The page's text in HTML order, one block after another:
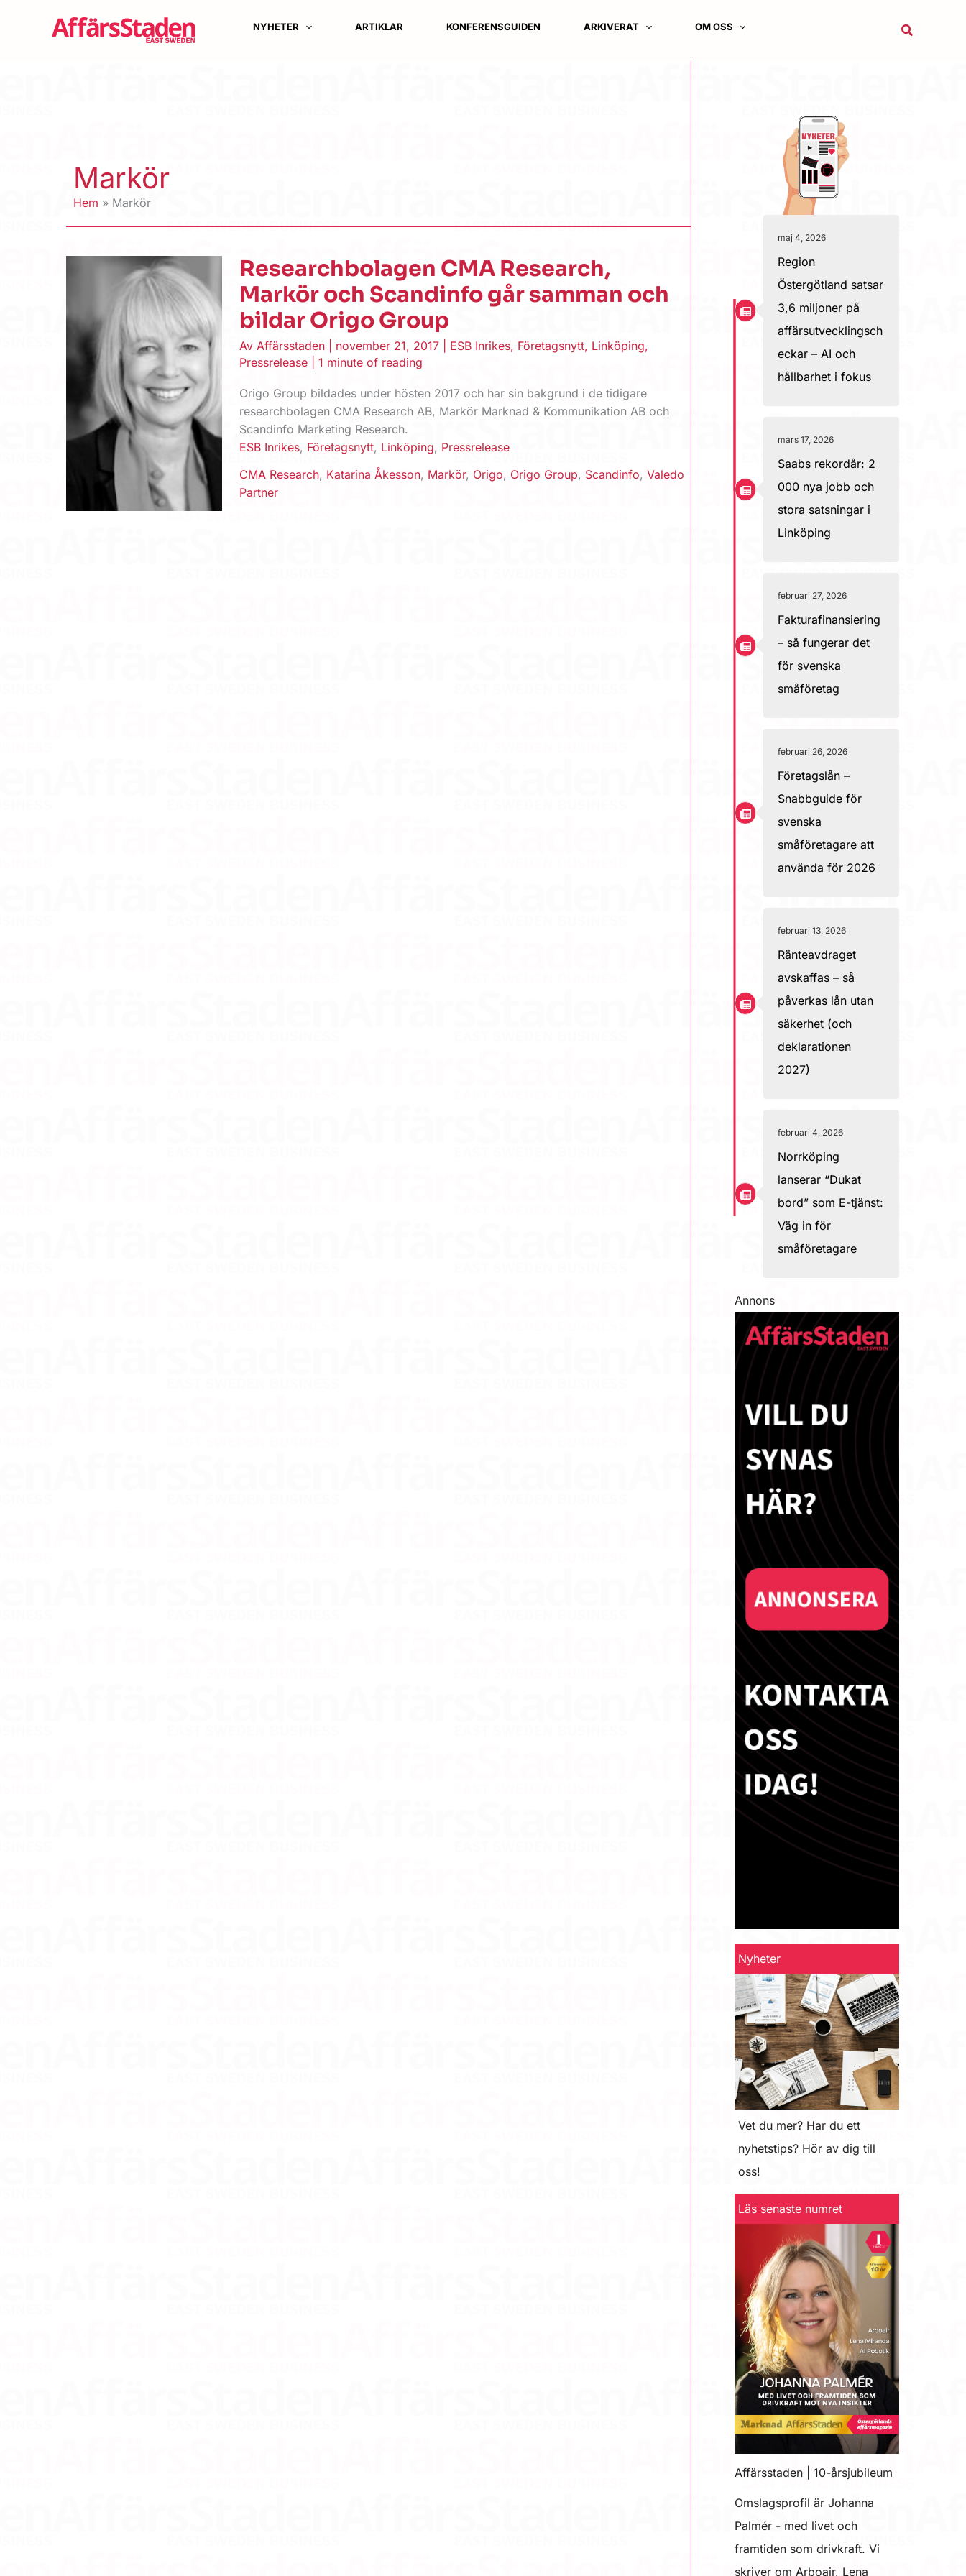
NYHETER ARTIKLAR KONFERENSGUIDEN ARKIVERAT OM OSS Sök
Markör
Hem Markör
Researchbolagen CMA Research,
Markör och Scandinfo går samman och
bildar Origo Group
AvAffärsstaden november 21, 2017 ESB Inrikes, Företagsnytt, Linköping,
Pressrelease |1 minute of reading
Origo Group bildades under hösten 2017 och har sin bakgrund i de tidigare
researchbolagen CMA Research AB, Markör Marknad & Kommunikation AB och
Scandinfo Marketing Research.
ESB Inrikes, Företagsnytt, Linköping, Pressrelease
CMA Research, Katarina Åkesson, Markör, Origo, Origo Group, Scandinfo,Valedo
Partner
maj 4, 2026
Region
Östergötland satsar
3,6 miljoner på
affärsutvecklingsch
eckar – AI och
hållbarhet i fokus
mars 17, 2026
Saabs rekordår: 2
000 nya jobb och
stora satsningar i
Linköping
februari 27, 2026
Fakturafinansiering
– så fungerar det
för svenska
småföretag
februari 26, 2026
Företagslån –
Snabbguide för
svenska
småföretagare att
använda för 2026
februari 13, 2026
Ränteavdraget
avskaffas – så
påverkas lån utan
säkerhet (och
deklarationen
2027)
februari 4, 2026
Norrköping
lanserar “Dukat
bord” som E-tjänst:
Väg in för
småföretagare
Annons
Nyheter
Vet du mer? Har du ett
nyhetstips? Hör av dig till
oss!
Läs senaste numret
Affärsstaden | 10-årsjubileum
Omslagsprofil är Johanna
Palmér - med livet och
framtiden som drivkraft. Vi
skriver om Arboair, Lena